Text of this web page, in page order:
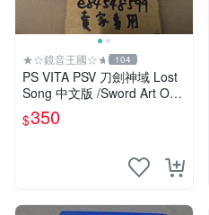
★☆鏡音王國☆★ 104
PS VITA PSV 刀劍神域 Lost
Song 中文版 /Sword Art Onli
ne SAO
$350